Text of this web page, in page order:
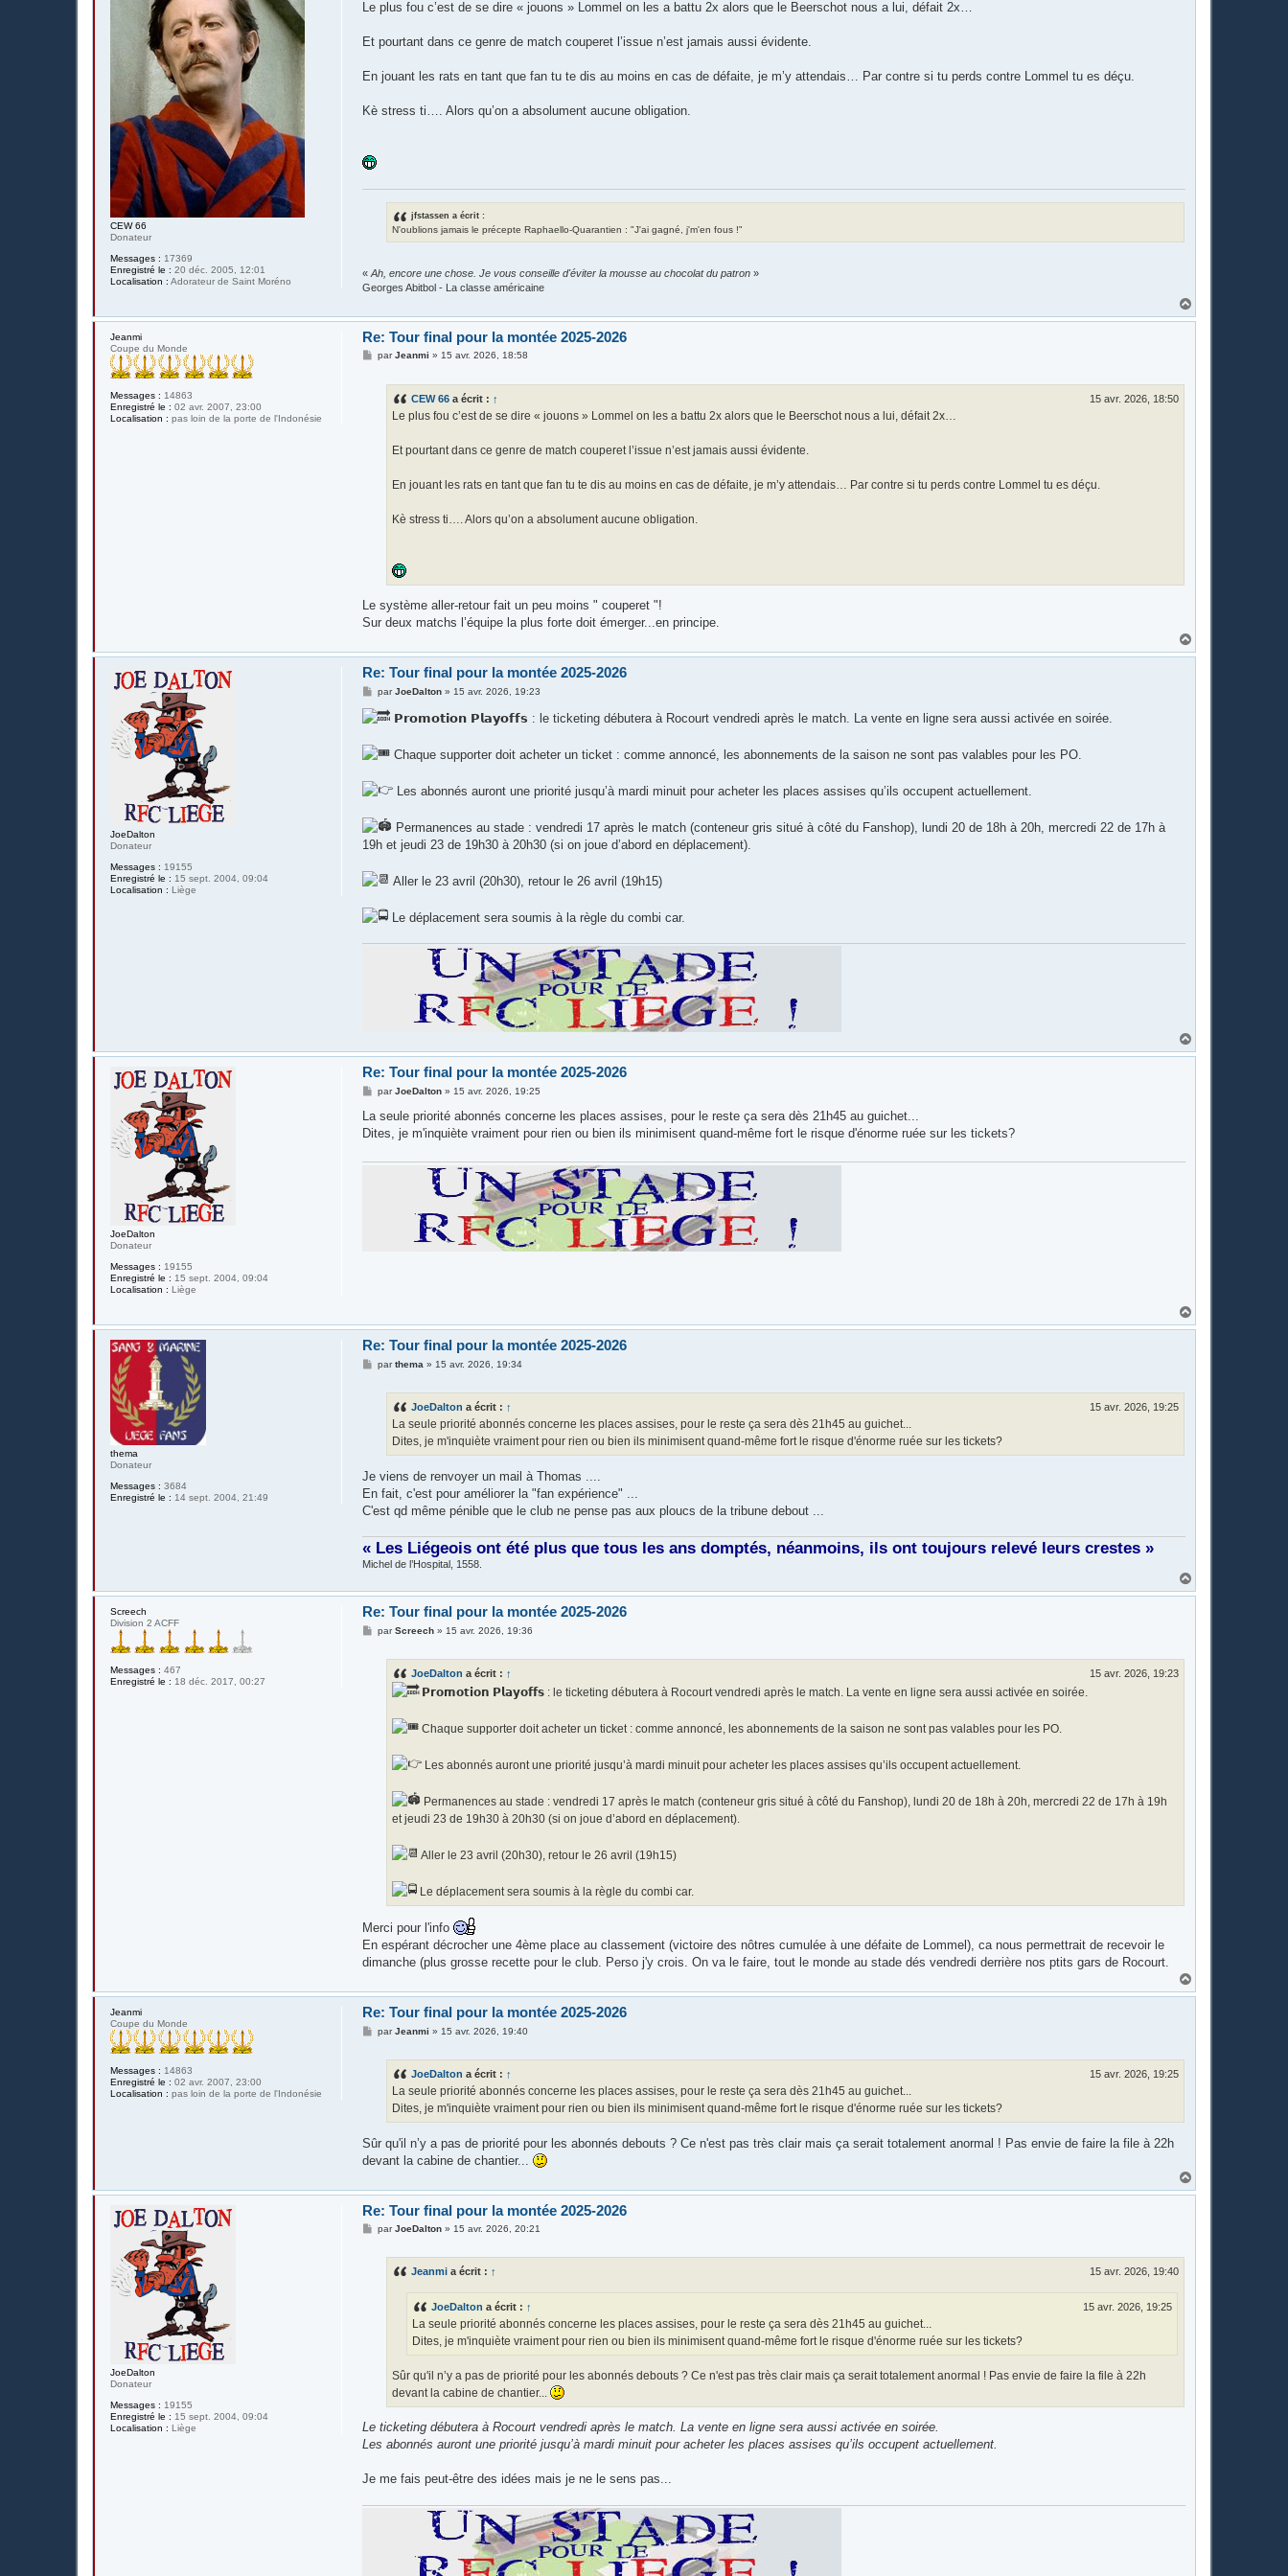
CEW 66
Donateur
Messages : 17369
Enregistré le : 20 déc. 2005, 12:01
Localisation : Adorateur de Saint Moréno
s
g
e
Le plus fou c’est de se dire « jouons » Lommel on les a battu 2x alors que le Beerschot nous a lui, défait 2x…
Et pourtant dans ce genre de match couperet l’issue n’est jamais aussi évidente.
En jouant les rats en tant que fan tu te dis au moins en cas de défaite, je m’y attendais… Par contre si tu perds contre Lommel tu es déçu.
Kè stress ti…. Alors qu’on a absolument aucune obligation.
jfstassen a écrit :
N'oublions jamais le précepte Raphaello-Quarantien : "J'ai gagné, j'm'en fous !"
«Ah, encore une chose. Je vous conseille d'éviter la mousse au chocolat du patron »
Georges Abitbol - La classe américaine
a
Jeanmi
Coupe du Monde
Messages : 14863
Enregistré le : 02 avr. 2007, 23:00
Localisation : pas loin de la porte de l'Indonésie
Re: Tour final pour la montée 2025-2026
MparJeanmi »15 avr. 2026, 18:58
CEW 66 a écrit : ↑ 15 avr. 2026, 18:50
Le plus fou c’est de se dire « jouons » Lommel on les a battu 2x alors que le Beerschot nous a lui, défait 2x…
Et pourtant dans ce genre de match couperet l’issue n’est jamais aussi évidente.
En jouant les rats en tant que fan tu te dis au moins en cas de défaite, je m’y attendais… Par contre si tu perds contre Lommel tu es déçu.
Kè stress ti…. Alors qu’on a absolument aucune obligation.
Le système aller-retour fait un peu moins " couperet "!
Sur deux matchs l’équipe la plus forte doit émerger...en principe.
a
JoeDalton
Donateur
Messages : 19155
Enregistré le : 15 sept. 2004, 09:04
Localisation : Liège
Re: Tour final pour la montée 2025-2026
M
s
s
g
e
parJoeDalton » 15 avr. 2026, 19:23
𝗣𝗿𝗼𝗺𝗼𝘁𝗶𝗼𝗻 𝗣𝗹𝗮𝘆𝗼𝗳𝗳𝘀 : le ticketing débutera à Rocourt vendredi après le match. La vente en ligne sera aussi activée en soirée.
Chaque supporter doit acheter un ticket : comme annoncé, les abonnements de la saison ne sont pas valables pour les PO.
Les abonnés auront une priorité jusqu’à mardi minuit pour acheter les places assises qu’ils occupent actuellement.
Permanences au stade : vendredi 17 après le match (conteneur gris situé à côté du Fanshop), lundi 20 de 18h à 20h, mercredi 22 de 17h à
19h et jeudi 23 de 19h30 à 20h30 (si on joue d’abord en déplacement).
Aller le 23 avril (20h30), retour le 26 avril (19h15)
Le déplacement sera soumis à la règle du combi car.
a
JoeDalton
Donateur
Messages : 19155
Enregistré le : 15 sept. 2004, 09:04
Localisation : Liège
Re: Tour final pour la montée 2025-2026
M
s
a
parJoeDalton » 15 avr. 2026, 19:25
La seule priorité abonnés concerne les places assises, pour le reste ça sera dès 21h45 au guichet...
Dites, je m'inquiète vraiment pour rien ou bien ils minimisent quand-même fort le risque d'énorme ruée sur les tickets?
a
thema
Donateur
Messages : 3684
Enregistré le : 14 sept. 2004, 21:49
Re: Tour final pour la montée 2025-2026
Mparthema » 15 avr. 2026, 19:34
JoeDalton a écrit : ↑ 15 avr. 2026, 19:25
La seule priorité abonnés concerne les places assises, pour le reste ça sera dès 21h45 au guichet...
Dites, je m'inquiète vraiment pour rien ou bien ils minimisent quand-même fort le risque d'énorme ruée sur les tickets?
Je viens de renvoyer un mail à Thomas ....
En fait, c'est pour améliorer la "fan expérience" ...
C'est qd même pénible que le club ne pense pas aux ploucs de la tribune debout ...
« Les Liégeois ont été plus que tous les ans domptés, néanmoins, ils ont toujours relevé leurs crestes »
Michel de l’Hospital, 1558.
a
Screech
Division 2 ACFF
Messages : 467
Enregistré le : 18 déc. 2017, 00:27
Re: Tour final pour la montée 2025-2026
MparScreech » 15 avr. 2026, 19:36
JoeDalton a écrit : ↑ 15 avr. 2026, 19:23
𝗣𝗿𝗼𝗺𝗼𝘁𝗶𝗼𝗻 𝗣𝗹𝗮𝘆𝗼𝗳𝗳𝘀 : le ticketing débutera à Rocourt vendredi après le match. La vente en ligne sera aussi activée en soirée.
Chaque supporter doit acheter un ticket : comme annoncé, les abonnements de la saison ne sont pas valables pour les PO.
Les abonnés auront une priorité jusqu’à mardi minuit pour acheter les places assises qu’ils occupent actuellement.
Permanences au stade : vendredi 17 après le match (conteneur gris situé à côté du Fanshop), lundi 20 de 18h à 20h, mercredi 22 de 17h à 19h
et jeudi 23 de 19h30 à 20h30 (si on joue d’abord en déplacement).
Aller le 23 avril (20h30), retour le 26 avril (19h15)
Le déplacement sera soumis à la règle du combi car.
Merci pour l'info
En espérant décrocher une 4ème place au classement (victoire des nôtres cumulée à une défaite de Lommel), ca nous permettrait de recevoir le
dimanche (plus grosse recette pour le club. Perso j'y crois. On va le faire, tout le monde au stade dés vendredi derrière nos ptits gars de Rocourt.
a
Jeanmi
Coupe du Monde
Messages : 14863
Enregistré le : 02 avr. 2007, 23:00
Localisation : pas loin de la porte de l'Indonésie
Re: Tour final pour la montée 2025-2026
MparJeanmi » 15 avr. 2026, 19:40
JoeDalton a écrit : ↑ 15 avr. 2026, 19:25
La seule priorité abonnés concerne les places assises, pour le reste ça sera dès 21h45 au guichet...
Dites, je m'inquiète vraiment pour rien ou bien ils minimisent quand-même fort le risque d'énorme ruée sur les tickets?
Sûr qu'il n’y a pas de priorité pour les abonnés debouts ? Ce n'est pas très clair mais ça serait totalement anormal ! Pas envie de faire la file à 22h
devant la cabine de chantier...
a
JoeDalton
Donateur
Messages : 19155
Enregistré le : 15 sept. 2004, 09:04
Localisation : Liège
Re: Tour final pour la montée 2025-2026
MparJoeDalton » 15 avr. 2026, 20:21
Jeanmi a écrit : ↑ 15 avr. 2026, 19:40
JoeDalton a écrit : ↑ 15 avr. 2026, 19:25
La seule priorité abonnés concerne les places assises, pour le reste ça sera dès 21h45 au guichet...
Dites, je m'inquiète vraiment pour rien ou bien ils minimisent quand-même fort le risque d'énorme ruée sur les tickets?
Sûr qu'il n’y a pas de priorité pour les abonnés debouts ? Ce n'est pas très clair mais ça serait totalement anormal ! Pas envie de faire la file à 22h
devant la cabine de chantier...
Le ticketing débutera à Rocourt vendredi après le match. La vente en ligne sera aussi activée en soirée.
Les abonnés auront une priorité jusqu’à mardi minuit pour acheter les places assises qu’ils occupent actuellement.
Je me fais peut-être des idées mais je ne le sens pas...